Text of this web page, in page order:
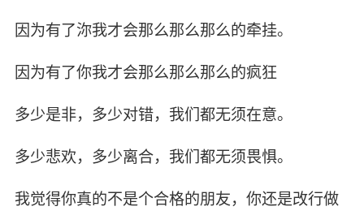
因为有了沵我才会那么那么那么的牵挂。
因为有了你我才会那么那么那么的疯狂
多少是非，多少对错，我们都无须在意。
多少悲欢，多少离合，我们都无须畏惧。
我觉得你真的不是个合格的朋友，你还是改行做